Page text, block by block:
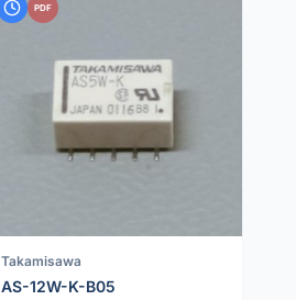
PDF
Takamisawa
AS-12W-K-B05